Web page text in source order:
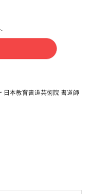
日本教育書道芸術院 書道師